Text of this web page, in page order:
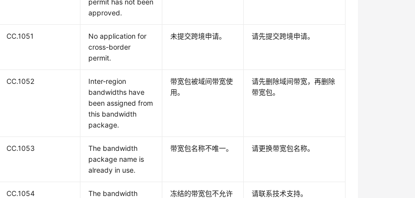
permit has not been
approved.
CC.1051
No application for
cross-border
permit.
未提交跨境申请。 请先提交跨境申请。
CC.1052
Inter-region
bandwidths have
been assigned from
this bandwidth
package.
带宽包被域间带宽使
用。
请先删除域间带宽，再删除
带宽包。
CC.1053
The bandwidth
package name is
already in use.
带宽包名称不唯一。 请更换带宽包名称。
CC.1054
The bandwidth
冻结的带宽包不允许
请联系技术支持。